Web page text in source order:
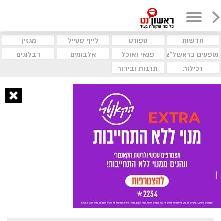
חדשות ספורט לייף סטייל
מגזין
מופעים בראשל"צ
פנאי ואוכל אלבומים
הבלוגים
רכילות
תרבות ובידור